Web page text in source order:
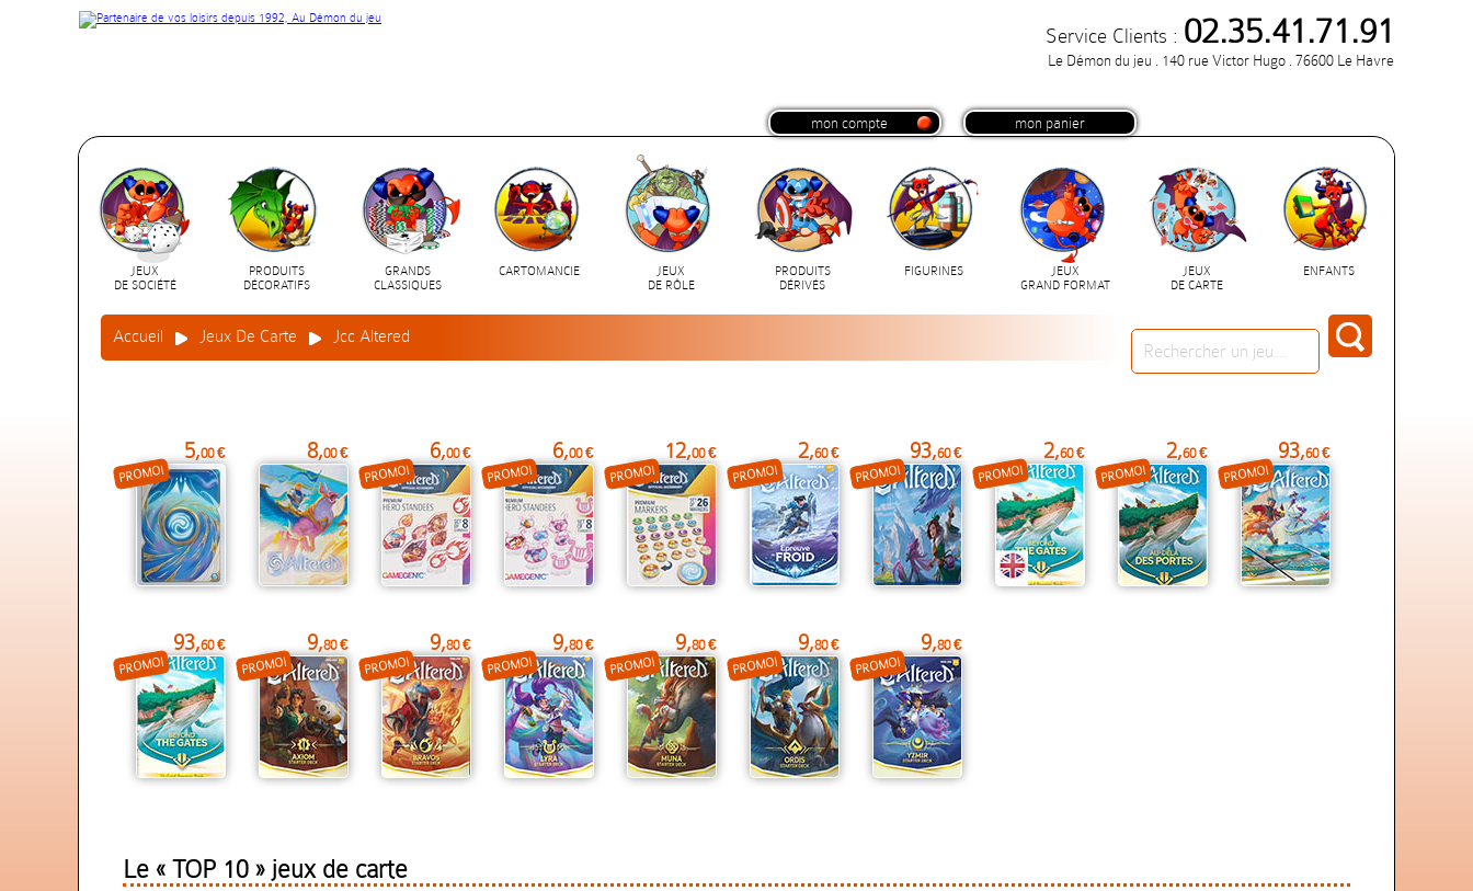
Service Clients : 02.35.41.71.91
Le Démon du jeu . 140 rue Victor Hugo . 76600 Le Havre
mon compte mon panier
JEUX
DE SOCIÉTÉ
PRODUITS
DÉCORATIFS
GRANDS
CLASSIQUES
CARTOMANCIE
JEUX
DE RÔLE
PRODUITS
DÉRIVÉS
FIGURINES
JEUX
GRAND FORMAT
JEUX
DE CARTE
ENFANTS
Accueil Jeux De Carte Jcc Altered
PROMO!
5,00 € 8,00 €
PROMO!
6,00 €
PROMO!
6,00 €
PROMO!
12,00 €
PROMO!
2,60 €
PROMO!
93,60 €
PROMO!
2,60 €
PROMO!
2,60 €
PROMO!
93,60 €
PROMO!
93,60 €
PROMO!
9,80 €
PROMO!
9,80 €
PROMO!
9,80 €
PROMO!
9,80 €
PROMO!
9,80 €
PROMO!
9,80 €
Le « TOP 10 » jeux de carte